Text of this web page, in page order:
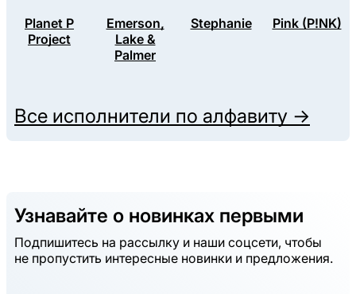
Planet P
Project
Emerson,
Lake &
Palmer
Stephanie Pink (P!NK)
Все исполнители по алфавиту →
Узнавайте о новинках первыми
Подпишитесь на рассылку и наши соцсети, чтобы
не пропустить интересные новинки и предложения.